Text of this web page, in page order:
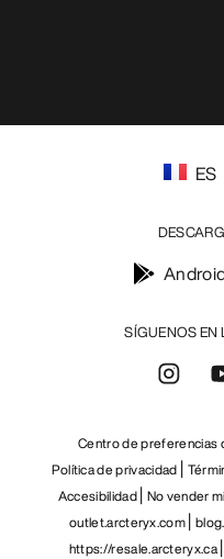
SÍGUENOS EN
ES
Centro de preferencias
Política de privacidad
Accesibilidad No vender
outlet.arcteryx.com
https://resale.arcteryx.ca